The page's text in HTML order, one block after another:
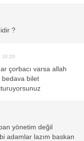
?
10:20
çorbacı varsa allah
bedava bilet
yönetim değil
adamlar lazım baskan